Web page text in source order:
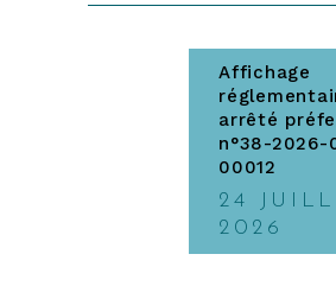
Affichage
arrêté
n°38-2026-
00012
24
2026